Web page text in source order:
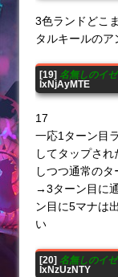
3色ランドどこ
タルキールの
[19] 名無しのイ
IxNjAyMTE
17
一応1ターン目
してタップさ
しつつ通常の
→3ターン目に
ン目に5マナは
い
[20] 名無しのイ
IxNzUzNTY